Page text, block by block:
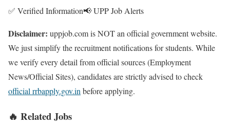
✅ Verified Information📢 UPP Job Alerts
Disclaimer: uppjob.com is NOT an official government website.
We just simplify the recruitment notifications for students. While
we verify every detail from official sources (Employment
News/Official Sites), candidates are strictly advised to check
official rrbapply.gov.inbefore applying.
🔥 Related Jobs